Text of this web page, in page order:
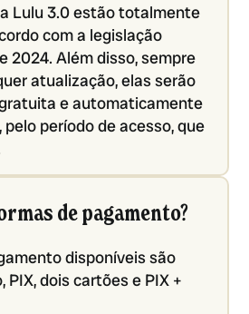
Lulu 3.0 estão totalmente
com a legislação
2024. Além disso, sempre
atualização, elas serão
e automaticamente
pelo período de acesso, que
de pagamento?
disponíveis são
dois cartões e PIX +